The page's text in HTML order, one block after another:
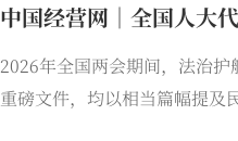
中国经营网｜全国人大
2026年全国两会期间，法治
重磅文件，均以相当篇幅提及